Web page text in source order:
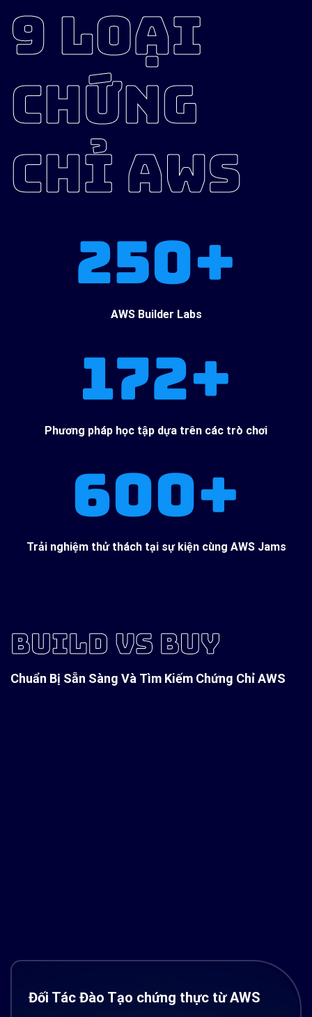
9 LOẠI
CHỨNG
CHỈ AWS
250+
AWS Builder Labs
172+
Phương pháp học tập dựa trên các trò chơi
600+
Trải nghiệm thử thách tại sự kiện cùng AWS Jams
BUILD VS BUY
Chuẩn Bị Sẵn Sàng Và Tìm Kiếm Chứng Chỉ AWS
Đối Tác Đào Tạo chứng thực từ AWS